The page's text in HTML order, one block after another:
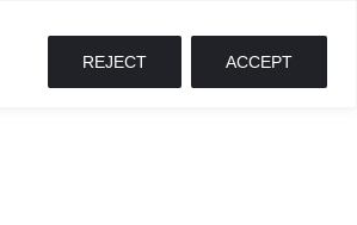
REJECT ACCEPT